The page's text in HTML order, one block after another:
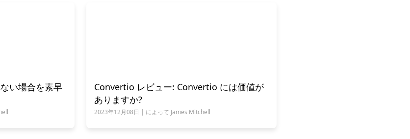
い場合を素早
Convertio レビュー: Convertio には価値が
ありますか?
2023年12月08日 | によって James Mitchell